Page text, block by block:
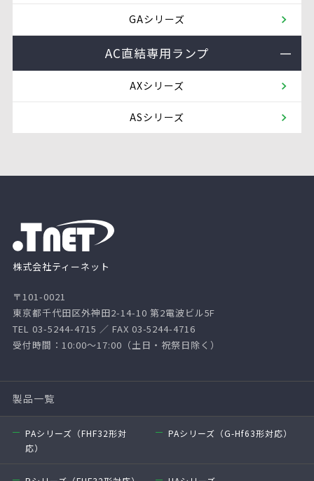
GAシリーズ
AC直結専⽤ランプ
AXシリーズ
ASシリーズ
株式会社ティーネット
〒101-0021
東京都千代田区外神田2-14-10 第2電波ビル5F
TEL 03-5244-4715 ／ FAX 03-5244-4716
受付時間：10:00～17:00（土日・祝祭日除く）
製品一覧
PAシリーズ（FHF32形対
応）
PAシリーズ（G-Hf63形対応）